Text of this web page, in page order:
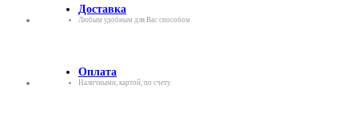
Доставка
Любым удобным для Вас способом
Оплата
Наличными, картой, по счету